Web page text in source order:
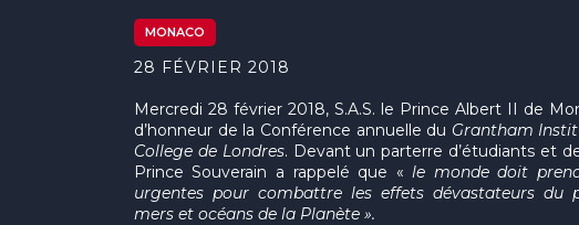
MONACO
28 FÉVRIER 2018
Mercredi 28 février 2018, S.A.S. le Prince Albert II de
d’honneur de la Conférence annuelle du Grantham
College de Londres. Devant un parterre d’étudiants et
Prince Souverain a rappelé que «le monde doit
urgentes pour combattre les effets dévastateurs du
mers et océans de la Planète ».